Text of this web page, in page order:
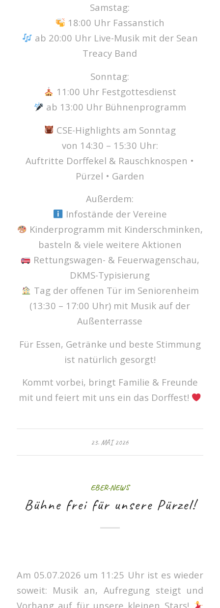
Samstag:
18:00 Uhr Fassanstich
ab 20:00 Uhr Live-Musik mit der Sean
Treacy Band
Sonntag:
11:00 Uhr Festgottesdienst
ab 13:00 Uhr Bühnenprogramm
CSE-Highlights am Sonntag
von 14:30 – 15:30 Uhr:
Auftritte Dorffekel & Rauschknospen •
Pürzel • Garden
Außerdem:
Infostände der Vereine
Kinderprogramm mit Kinderschminken,
basteln & viele weitere Aktionen
Rettungswagen- & Feuerwagenschau,
DKMS-Typisierung
Tag der offenen Tür im Seniorenheim
(13:30 – 17:00 Uhr) mit Musik auf der
Außenterrasse
Für Essen, Getränke und beste Stimmung
ist natürlich gesorgt!
Kommt vorbei, bringt Familie & Freunde
mit und feiert mit uns ein das Dorffest!
23. MAI 2026
EBER-NEWS
Bühne frei für unsere Pürzel!
Am 05.07.2026 um 11:25 Uhr ist es wieder
soweit: Musik an, Aufregung steigt und
Vorhang auf für unsere kleinen Stars!